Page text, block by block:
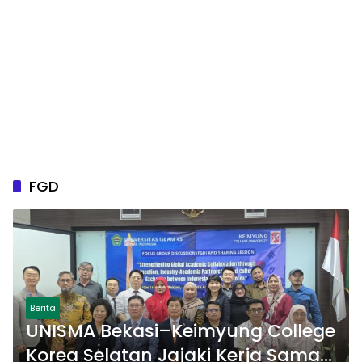
FGD
Berita
UNISMA Bekasi–Keimyung College
Korea Selatan Jajaki Kerja Sama